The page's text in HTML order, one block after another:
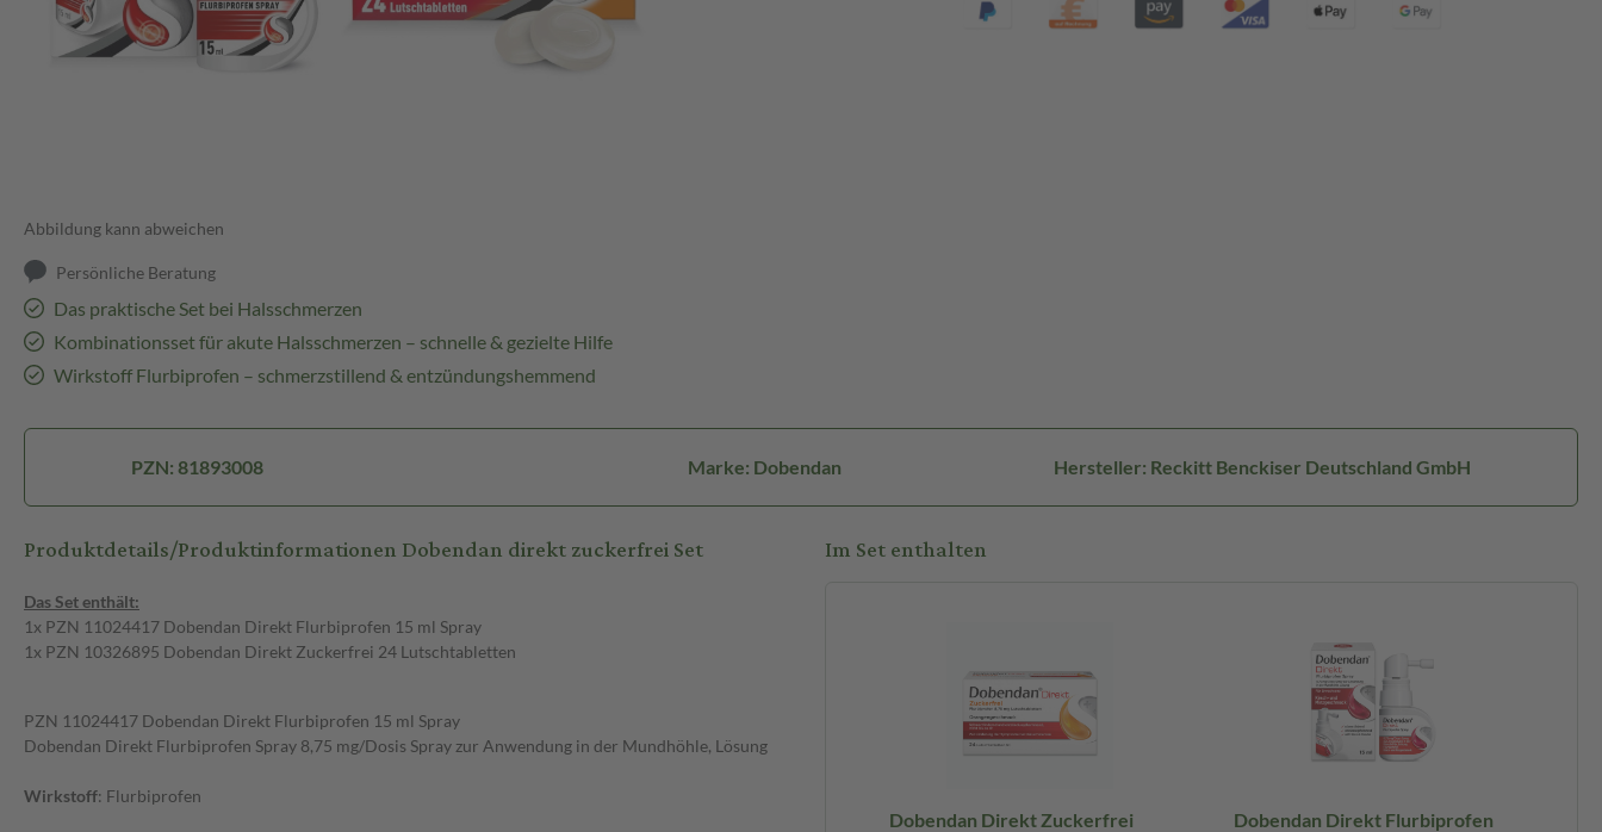
Abbildung kann abweichen
Persönliche Beratung
Das praktische Set bei Halsschmerzen
Kombinationsset für akute Halsschmerzen – schnelle & gezielte Hilfe
Wirkstoff Flurbiprofen – schmerzstillend & entzündungshemmend
PZN: 81893008 Marke: Dobendan Hersteller: Reckitt Benckiser Deutschland GmbH
Produktdetails/Produktinformationen Dobendan direkt zuckerfrei Set
Das Set enthält:
1x PZN 11024417 Dobendan Direkt Flurbiprofen 15 ml Spray
1x PZN 10326895 Dobendan Direkt Zuckerfrei 24 Lutschtabletten
PZN 11024417 Dobendan Direkt Flurbiprofen 15 ml Spray
Dobendan Direkt Flurbiprofen Spray 8,75 mg/Dosis Spray zur Anwendung in der Mundhöhle, Lösung
Wirkstoff: Flurbiprofen
Im Set enthalten
Dobendan Direkt Zuckerfrei
Dobendan Direkt Flurbiprofen